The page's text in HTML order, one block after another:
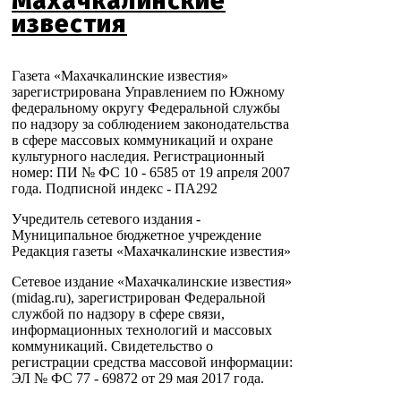
известия
Газета «Махачкалинские известия»
зарегистрирована Управлением по Южному
федеральному округу Федеральной службы
по надзору за соблюдением законодательства
в сфере массовых коммуникаций и охране
культурного наследия. Регистрационный
номер: ПИ № ФС 10 - 6585 от 19 апреля 2007
года. Подписной индекс - ПА292
Учредитель сетевого издания -
Муниципальное бюджетное учреждение
Редакция газеты «Махачкалинские известия»
Сетевое издание «Махачкалинские известия»
(midag.ru), зарегистрирован Федеральной
службой по надзору в сфере связи,
информационных технологий и массовых
коммуникаций. Свидетельство о
регистрации средства массовой информации:
ЭЛ № ФС 77 - 69872 от 29 мая 2017 года.